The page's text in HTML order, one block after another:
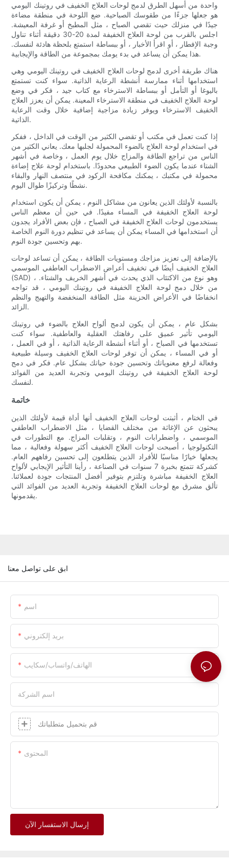
واحدة من أسهل الطرق لدمج لوحات العلاج الخفيف في روتينك اليومي
هو جعلها جزءًا من طقوسك الصباحية. ضع اللوحة في منطقة مضاءة
جيدًا في منزلك حيث تقضي الصباح ، مثل المطبخ أو غرفة المعيشة.
اجلس بالقرب من لوحة العلاج الخفيفة لمدة 20-30 دقيقة أثناء تناول
وجبة الإفطار ، أو اقرأ الأخبار ، أو ببساطة استمتع بلحظة هادئة لنفسك.
هذا يمكن أن يساعد في بدء يومك بمجموعة من الطاقة والإيجابية.
هناك طريقة أخرى لدمج لوحات العلاج الخفيف في روتينك اليومي وهي
استخدامها أثناء ممارسة أنشطة الرعاية الذاتية. سواء كنت تستمتع
باليوغا أو التأمل أو ببساطة الاسترخاء مع كتاب جيد ، فكر في وضع
لوحة العلاج الخفيف في منطقة الاسترخاء المعينة. يمكن أن يعزز العلاج
الخفيف الاسترخاء ويوفر زيادة مزاجية إضافية خلال وقت الرعاية
الذاتية.
إذا كنت تعمل في مكتب أو تقضي الكثير من الوقت في الداخل ، ففكر
في استخدام لوحة العلاج بالضوء المحمولة لجلبها معك. يعاني الكثير من
الناس من تراجع الطاقة والمزاج خلال يوم العمل ، وخاصة في أشهر
الشتاء عندما يكون الضوء الطبيعي محدودًا. باستخدام لوحة علاج إضاءة
محمولة في مكتبك ، يمكنك مكافحة الركود في منتصف النهار والبقاء
نشطًا وتركيزًا طوال اليوم.
بالنسبة لأولئك الذين يعانون من مشاكل النوم ، يمكن أن يكون استخدام
لوحة العلاج الخفيفة في المساء مفيدًا. في حين أن معظم الناس
يستخدمون لوحات العلاج الخفيفة في الصباح ، فإن بعض الأفراد يجدون
أن استخدامها في المساء يمكن أن يساعد في تنظيم دورة النوم الخاصة
بهم وتحسين جودة النوم.
بالإضافة إلى تعزيز مزاجك ومستويات الطاقة ، يمكن أن تساعد لوحات
العلاج الخفيف أيضًا في تخفيف أعراض الاضطراب العاطفي الموسمي
(SAD) ، وهو نوع من الاكتئاب الذي يحدث في أشهر الخريف والشتاء.
من خلال دمج لوحة العلاج الخفيفة في روتينك اليومي ، قد تواجه
انخفاضًا في الأعراض الحزينة مثل الطاقة المنخفضة والتهيج والنظم
الزائد.
بشكل عام ، يمكن أن يكون لدمج ألواح العلاج بالضوء في روتينك
اليومي تأثير عميق على رفاهتك العقلية والعاطفية. سواء كنت
تستخدمها في الصباح ، أو أثناء أنشطة الرعاية الذاتية ، أو في العمل ،
أو في المساء ، يمكن أن توفر لوحات العلاج الخفيف وسيلة طبيعية
وفعالة لرفع معنوياتك وتحسين جودة حياتك بشكل عام. فكر في دمج
لوحة العلاج الخفيفة في روتينك اليومي وتجربة العديد من الفوائد
لنفسك.
خاتمة
في الختام ، أثبتت لوحات العلاج الخفيف أنها أداة قيمة لأولئك الذين
يبحثون عن الإغاثة من مختلف القضايا ، مثل الاضطراب العاطفي
الموسمي ، واضطرابات النوم ، وتقلبات المزاج. مع التطورات في
التكنولوجيا ، أصبحت لوحات العلاج الخفيف أكثر سهولة وفعالية ، مما
يجعلها خيارًا مناسبًا للأفراد الذين يتطلعون إلى تحسين رفاههم العام.
كشركة تتمتع بخبرة 7 سنوات في الصناعة ، رأينا التأثير الإيجابي لألواح
العلاج الخفيفة مباشرة وتلتزم بتوفير أفضل المنتجات جودة لعملائنا.
تألق مشرق مع لوحات العلاج الخفيفة وتجربة العديد من الفوائد التي
يقدمونها.
ابق على تواصل معنا
اسم
بريد إلكتروني
الهاتف/واتساب/سكايب
اسم الشركة
قم بتحميل متطلباتك
المحتوى
إرسال الاستفسار الآن